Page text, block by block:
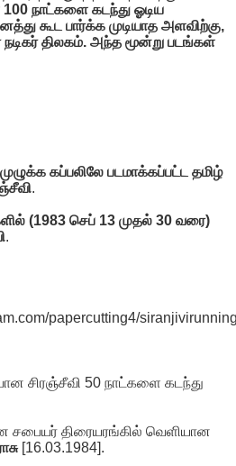
நாட்களை கடந்து ஓடிய
கூட பார்க்க முடியாத அளவிற்கு,
திலகம். அந்த மூன்று படங்கள்
கப்பலிலே படமாக்கப்பட்ட தமிழ்
.
(1983 செப் 13 முதல் 30 வரை)
.
papercutting4/
சிரஞ்சீவி 50 நாட்களை கடந்து
திரையரங்கில் வெளியான
[16.03.1984].